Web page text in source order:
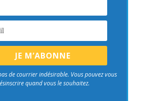
de courrier indésirable. Vous pouvez vous
quand vous le souhaitez.